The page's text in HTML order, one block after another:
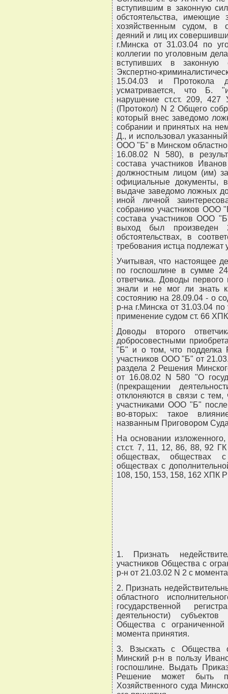
вступившим в законную
обстоятельства, имеющие
хозяйственным судом, в
деяний и лиц их
г.Минска от 31.03.04 по
коллегии по уголовным
вступивших в законную
Экспертно-
15.04.03 и Протокола
усматривается, что Б.
нарушение ст.ст. 209,
(Протокол) N 2 Общего
который внес заведомо
собрании и принятых на
Д., и использовал
ООО "Б" в Минском
16.08.02 N 580), в
состава участников
должностным лицом (им)
официальные документы,
выдаче заведомо ложных
иной личной
собранию участников ООО
состава участников ООО
выход был
обстоятельствах, в
требования истца
Учитывая, что настоящее
по госпошлине в сумме
ответчика. Доводы
знали и не мог ли знать
состоянию на 28.09.04 - о
р-на г.Минска от 31.03.04 по
применение судом ст. 66
Доводы второго
добросовестными
"Б" и о том, что подделка
участников ООО "Б" от
раздела 2 Решения
от 16.08.02 N 580 "О
(прекращении
отклоняются в связи с
участниками ООО "Б"
во-вторых: такое
названным Приговором
На основании изложенного,
ст.ст. 7, 11, 12, 86, 88, 92
обществах, обществах с
обществах с
108, 150, 153, 158, 162 ХПК
1. Признать
участников Общества с
р-н от 21.03.02 N 2 с
2. Признать
областного
государственной
деятельности)
Общества с
момента принятия.
3. Взыскать с Общества
Минский р-н в пользу
госпошлине. Выдать
Решение может быть
Хозяйственного суда